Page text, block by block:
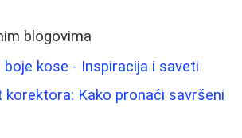
blogovima
kose - Inspiracija i saveti
Kako pronaći savršeni